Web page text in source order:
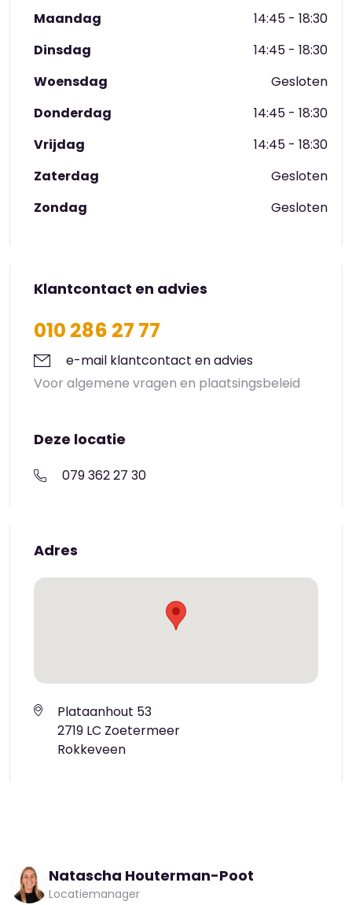
afspraak en kom langs, dan leidt de locatiemanager
Maandag
14:45 - 18:30
Dinsdag
14:45 - 18:30
Woensdag
Gesloten
Donderdag
14:45 - 18:30
Vrijdag
14:45 - 18:30
Zaterdag
Gesloten
Zondag
Gesloten
Klantcontact en advies
010 286 27 77
e-mail klantcontact en advies
Voor algemene vragen en plaatsingsbeleid
Deze locatie
079 362 27 30
Adres
Plataanhout 53
2719 LC Zoetermeer
Rokkeveen
Natascha Houterman-Poot
Locatiemanager